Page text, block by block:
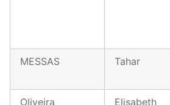
MESSAS Tahar
Oliveira Elisabeth